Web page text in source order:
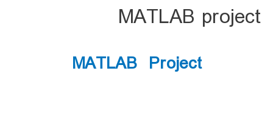
MATLAB project
MATLAB Project